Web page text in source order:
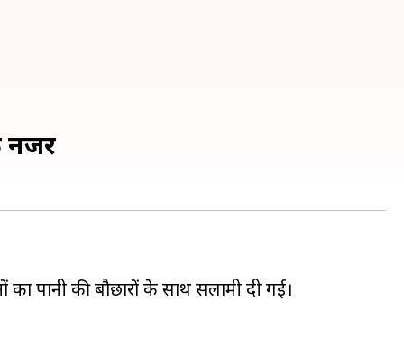
नजर
पानी की बौछारों के साथ सलामी दी गई।